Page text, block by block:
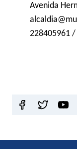
Avenida
228405961